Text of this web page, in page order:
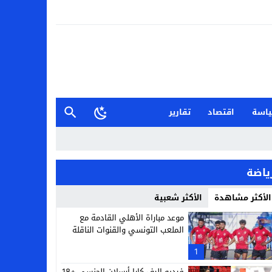
اقتصاد
تقارير
الأكثر مشاهدة الأكثر شعبية
1
موعد مباراة الأهلي القادمة مع
الملعب التونسي والقنوات الناقلة